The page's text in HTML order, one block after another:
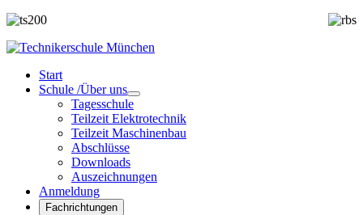
Start
Schule /Über uns
Tagesschule
Teilzeit Elektrotechnik
Teilzeit Maschinenbau
Abschlüsse
Downloads
Auszeichnungen
Anmeldung
Fachrichtungen